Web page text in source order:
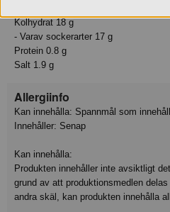
Kolhydrat 18 g
- Varav sockerarter 17 g
Protein 0.8 g
Salt 1.9 g
Allergiinfo
Kan innehålla: Spannmål som
Innehåller: Senap
Kan innehålla:
Produkten innehåller inte avsiktligt
grund av att produktionsmedlen
andra skäl, kan produkten innehålla